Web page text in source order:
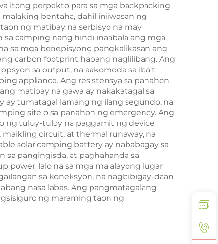
itong perpekto para sa mga backpacking
bentaha, dahil iniiwasan ng
ng matibay na serbisyo na may
camping nang hindi inaabala ang mga
sa mga benepisyong pangkalikasan ang
carbon footprint habang naglilibang. Ang
sa output, na aakomoda sa iba't
appliance. Ang resistensya sa panahon
matibay na gawa ay nakakatagal sa
ay tumatagal lamang ng ilang segundo, na
site o sa panahon ng emergency. Ang
ng tuluy-tuloy na paggamit ng device
circuit, at thermal runaway, na
solar camping battery ay nababagay sa
sa pangingisda, at paghahanda sa
power, lalo na sa mga malalayong lugar
sa koneksyon, na nagbibigay-daan
nasa labas. Ang pangmatagalang
ng maraming taon ng